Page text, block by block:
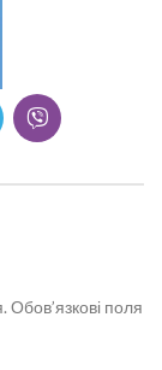
Обов’язкові поля